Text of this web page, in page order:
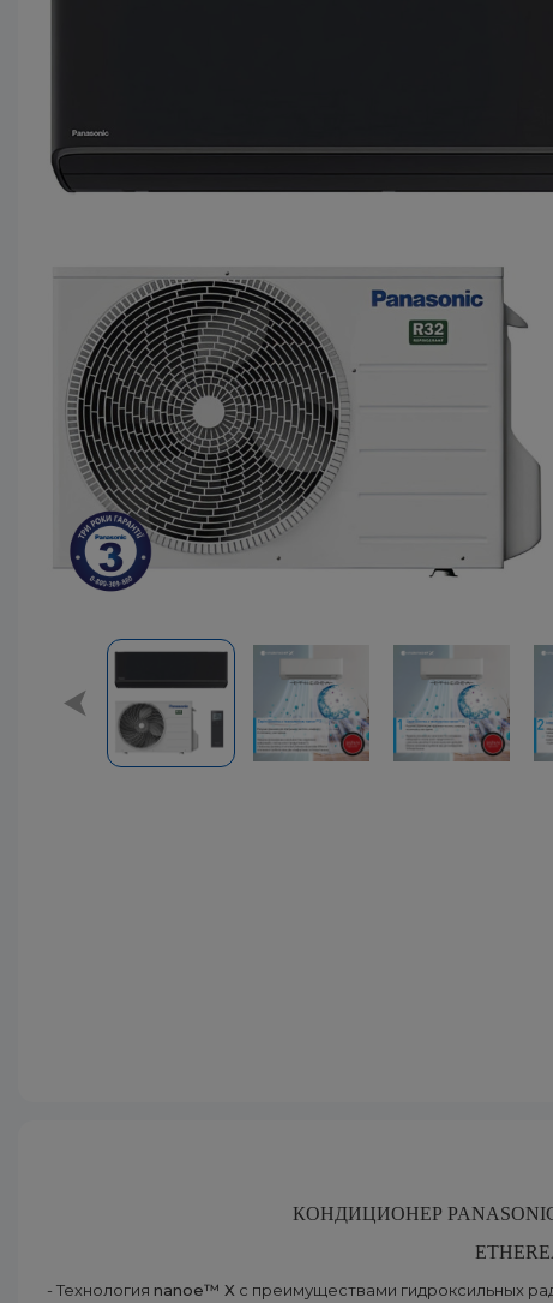
КОНДИЦИОНЕР
- Технология nanoe™ X с преимуществами гидроксильных